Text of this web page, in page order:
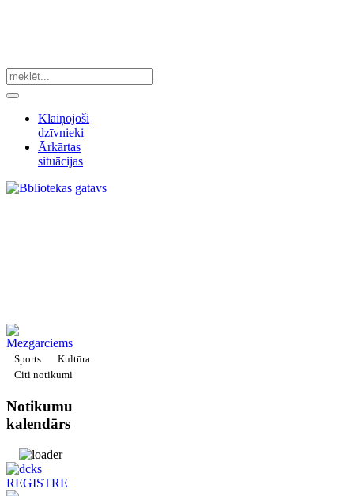
Klaiņojoši
dzīvnieki
Ārkārtas
situācijas
Sports
Kultūra
Citi notikumi
Notikumu
kalendārs